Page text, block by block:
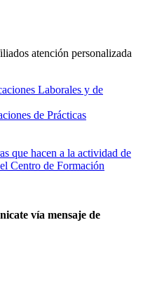
atención personalizada
Laborales y de
de Prácticas
que hacen a la actividad de
Centro de Formación
vía mensaje de